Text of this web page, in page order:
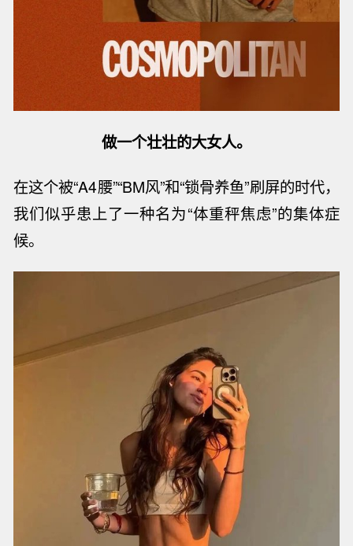
做一个壮壮的大女人。
在这个被“A4腰”“BM风”和“锁骨养鱼”刷屏的时代，
我们似乎患上了一种名为“体重秤焦虑”的集体症
候。